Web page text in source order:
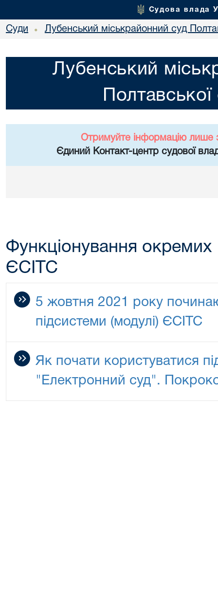
Судова влада
Суди • Лубенський міськрайонний суд
Лубенський
Полтавської
Отримуйте інформацію лише
Єдиний Контакт-центр судової
Функціонування окремих
ЄСІТС
5 жовтня 2021 року
підсистеми (модулі) ЄСІТС
Як почати користуватися
"Електронний суд".